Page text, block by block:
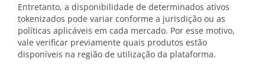
Entretanto, a disponibilidade de determinados ativos
tokenizados pode variar conforme a jurisdição ou as
políticas aplicáveis em cada mercado. Por esse motivo,
vale verificar previamente quais produtos estão
disponíveis na região de utilização da plataforma.